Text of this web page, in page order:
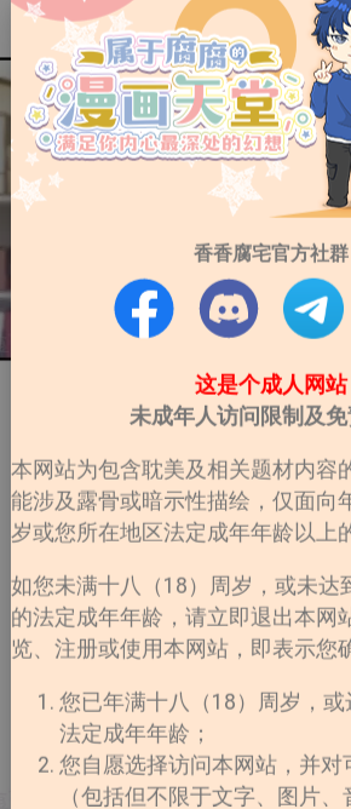
香香腐宅官方社群
这是个成人网站
未成年人访问限制及免
本网站为包含耽美及相关题材内容
能涉及露骨或暗示性描绘，仅面向
岁或您所在地区法定成年年龄以上
如您未满十八（18）周岁，或未达
的法定成年年龄，请立即退出本网
览、注册或使用本网站，即表示您
您已年满十八（18）周岁，
法定成年年龄；
您自愿选择访问本网站，并对
（包括但不限于文字、图片